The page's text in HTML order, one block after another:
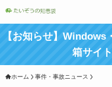
【お知らせ】
箱サイ
ホーム 事件・事故ニュース